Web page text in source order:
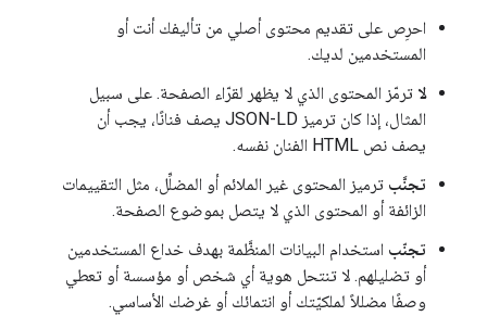
احرِص على تقديم محتوى أصلي من تأليفك أنت أو
المستخدمين لديك.
لا ترمّز المحتوى الذي لا يظهر لقرّاء الصفحة. على سبيل
المثال، إذا كان ترميز JSON-LD يصف فنانًا، يجب أن
يصف نص HTML الفنان نفسه.
تجنَّب ترميز المحتوى غير الملائم أو المضلِّل، مثل التقييمات
الزائفة أو المحتوى الذي لا يتصل بموضوع الصفحة.
تجنّب استخدام البيانات المنظَّمة بهدف خداع المستخدمين
أو تضليلهم. لا تنتحل هوية أي شخص أو مؤسسة أو تعطي
وصفًا مضللاً لملكيّتك أو انتمائك أو غرضك الأساسي.